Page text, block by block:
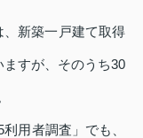
新築一戸建て取得
すが、そのうち30
用者調査」でも、